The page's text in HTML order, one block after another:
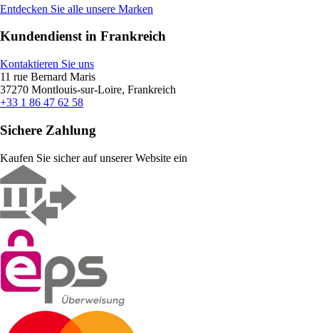
Entdecken Sie alle unsere Marken
Kundendienst in Frankreich
Kontaktieren Sie uns
11 rue Bernard Maris
37270 Montlouis-sur-Loire, Frankreich
+33 1 86 47 62 58
Sichere Zahlung
Kaufen Sie sicher auf unserer Website ein